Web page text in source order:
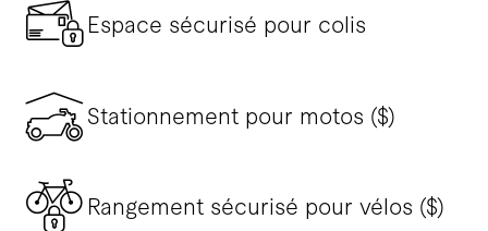
Espace sécurisé pour colis
Stationnement pour motos ($)
Rangement sécurisé pour vélos ($)